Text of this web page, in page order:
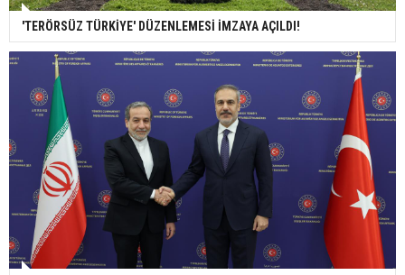
'TERÖRSÜZ TÜRKİYE' DÜZENLEMESİ İMZAYA AÇILDI!